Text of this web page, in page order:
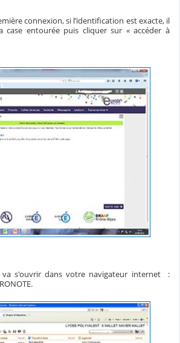
connexion, si l’identification est exacte, il
case entourée puis cliquer sur « accéder à
va s'ouvrir dans votre navigateur internet :